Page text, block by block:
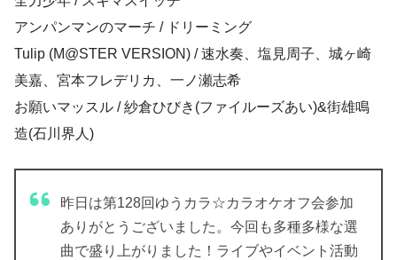
アンパンマンのマーチ / ドリーミング
Tulip (M@STER VERSION) / 速水奏、塩見周子、城ヶ崎
美嘉、宮本フレデリカ、一ノ瀬志希
お願いマッスル / 紗倉ひびき(ファイルーズあい)&街雄鳴
造(石川界人)
昨日は第128回ゆうカラ☆カラオケオフ会参加
ありがとうございました。今回も多種多様な選
曲で盛り上がりました！ライブやイベント活動